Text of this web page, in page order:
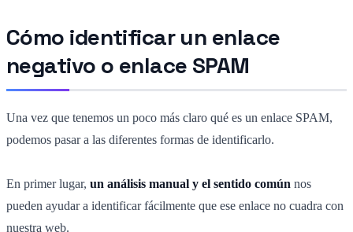
Cómo identificar un enlace
negativo o enlace SPAM
Una vez que tenemos un poco más claro qué es un enlace SPAM,
podemos pasar a las diferentes formas de identificarlo.
En primer lugar, un análisis manual y el sentido común nos
pueden ayudar a identificar fácilmente que ese enlace no cuadra con
nuestra web.